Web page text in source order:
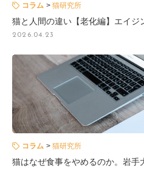
コラム 猫研究所
猫と人間の違い【老化編】エイジ
2026.04.23
コラム 猫研究所
猫はなぜ食事をやめるのか。岩手